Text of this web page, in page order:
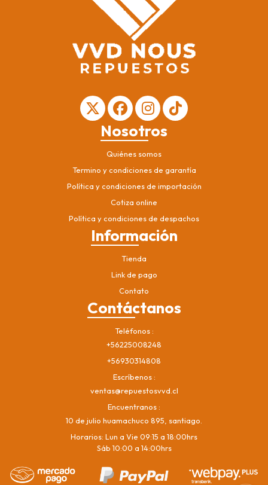
Nosotros
Quiénes somos
Termino y condiciones de garantía
Política y condiciones de importación
Cotiza online
Política y condiciones de despachos
Información
Tienda
Link de pago
Contato
Contáctanos
Teléfonos
+56225008248
+56930314808
Escríbenos
ventas@repuestosvvd.cl
Encuentranos
10 de julio huamachuco 895, santiago.
Horarios: Lun a Vie 09:15 a 18:00hrs
Sáb 10:00 a 14:00hrs